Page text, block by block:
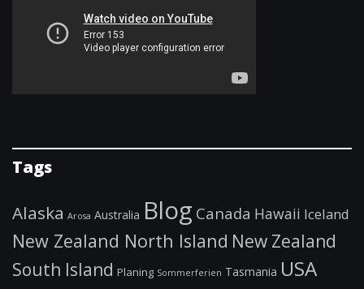
Tags
Alaska Arosa Australia Blog Canada Hawaii Iceland
New Zealand North Island New Zealand
South Island Planing Sommerferien Tasmania USA